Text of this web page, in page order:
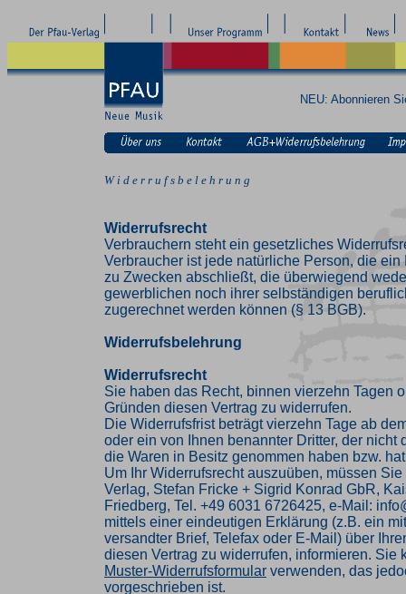
NEU: Abonnieren
W i d e r r u f s b e l e h r u n g
Widerrufsrecht
Verbrauchern steht ein gesetzliches
Verbraucher ist jede natürliche Person, die ein
zu Zwecken abschließt, die überwiegend
gewerblichen noch ihrer selbständigen
zugerechnet werden können (§ 13 BGB).
Widerrufsbelehrung
Widerrufsrecht
Sie haben das Recht, binnen vierzehn Tagen
Gründen diesen Vertrag zu widerrufen.
Die Widerrufsfrist beträgt vierzehn Tage ab
oder ein von Ihnen benannter Dritter, der nicht
die Waren in Besitz genommen haben bzw.
Um Ihr Widerrufsrecht auszuüben, müssen
Verlag, Stefan Fricke + Sigrid Konrad GbR,
Friedberg, Tel. +49 6031 6726425, e-Mail:
mittels einer eindeutigen Erklärung (z.B. ein
versandter Brief, Telefax oder E-Mail) über
diesen Vertrag zu widerrufen, informieren. Sie
Muster-Widerrufsformular verwenden, das
vorgeschrieben ist.